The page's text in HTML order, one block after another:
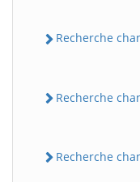
Recherche
Recherche
Recherche